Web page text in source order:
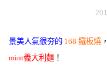
景美人氣很夯的 168 鐵板燒
mint義大利麵 ！